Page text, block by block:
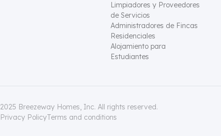
Limpiadores y Proveedores
de Servicios
Administradores de Fincas
Residenciales
Alojamiento para
Estudiantes
2025 Breezeway Homes, Inc. All rights reserved.
Privacy PolicyTerms and conditions